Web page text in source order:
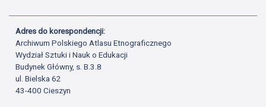
Adres do korespondencji:
Archiwum Polskiego Atlasu Etnograficznego
Wydział Sztuki i Nauk o Edukacji
Budynek Główny, s. B.3.8
ul. Bielska 62
43-400 Cieszyn